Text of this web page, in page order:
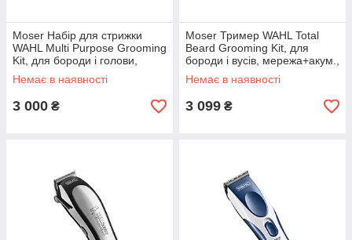
Moser Набір для стрижки
WAHL Multi Purpose Grooming
Kit, для бороди і голови,
мережа+акум., роторний
мотор, насадок-12, сталь,
Немає в наявності
3 000 ₴
Moser Тример WAHL Total
Beard Grooming Kit, для
бороди і вусів, мережа+акум.,
насадок-12, сталь, чорний
Немає в наявності
3 099 ₴